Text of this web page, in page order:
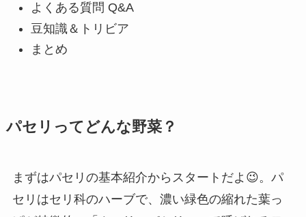
よくある質問 Q&A
豆知識＆トリビア
まとめ
パセリってどんな野菜？
まずはパセリの基本紹介からスタートだよ😉。パ
セリはセリ科のハーブで、濃い緑色の縮れた葉っ